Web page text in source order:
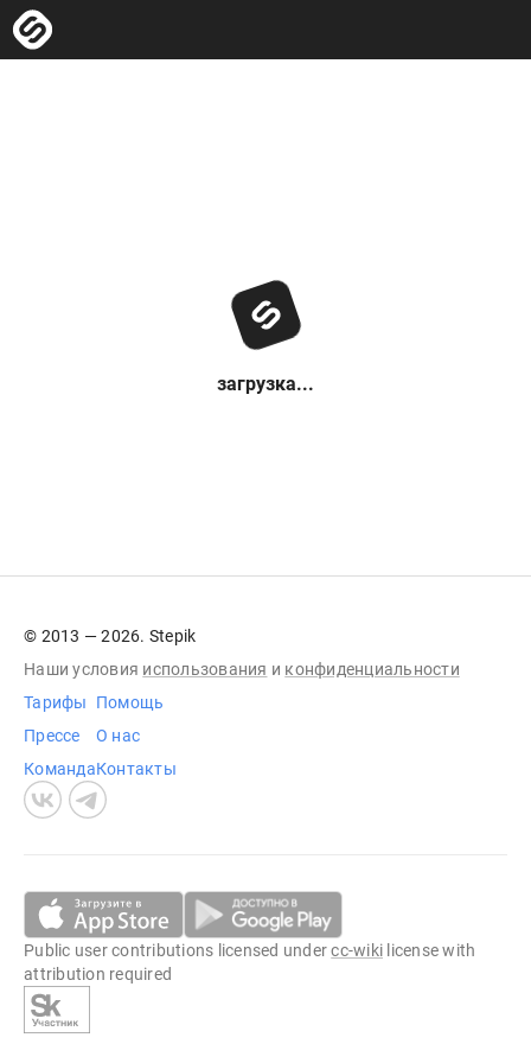
загрузка...
© 2013 — 2026. Stepik
Наши условия использования и конфиденциальности
Тарифы
Прессе
Команда
Помощь
О нас
Контакты
Public user contributions licensed undercc-wiki license with
attribution required